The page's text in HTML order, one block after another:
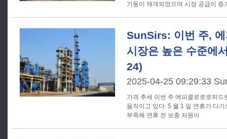
가동이 재개되었으며 시장 공급이 증
SunSirs: 이번 주,
시장은 높은 수준에
24)
2025-04-25 09:29:33
가격 추세 이번 주 에피클로로로히드린 시장은 높은 수준에서 꾸준히
움직이고 있다. 5 월 1 일 연휴가 다
부족해 연휴 전 보충 자원이